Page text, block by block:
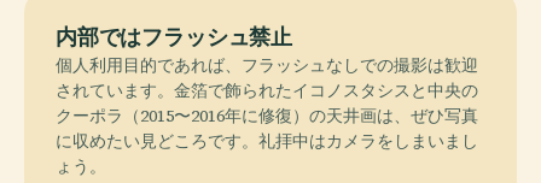
内部ではフラッシュ禁止
個人利用目的であれば、フラッシュなしでの撮影は歓迎
されています。金箔で飾られたイコノスタシスと中央の
クーポラ（2015〜2016年に修復）の天井画は、ぜひ写真
に収めたい見どころです。礼拝中はカメラをしまいまし
ょう。